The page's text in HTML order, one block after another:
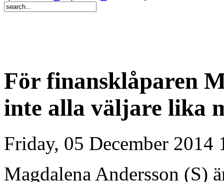
För finansklåparen
inte alla väljare lika
Friday, 05 December 2014
Magdalena Andersson (S)